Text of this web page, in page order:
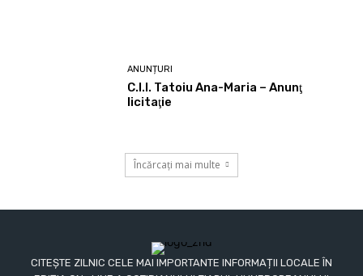
ANUNȚURI
C.I.I. Tatoiu Ana-Maria – Anunţ
licitaţie
Încărcați mai multe
CITEȘTE ZILNIC CELE MAI IMPORTANTE INFORMAȚII LOCALE ÎN